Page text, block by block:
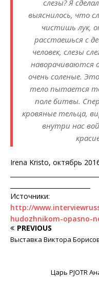
слезы? Я
выяснилось, что
чистишь лук,
расстаешься с
человек, слезы
наворачиваются
очень соленые.
тело пытается
поле битвы.
кровяные тельца,
внутри нас
Irena Kristo, октябрь
Источники:
http://
hudozhnikom-opasno-
PREVIOUS
Выставка Виктора
Царь PJOTR